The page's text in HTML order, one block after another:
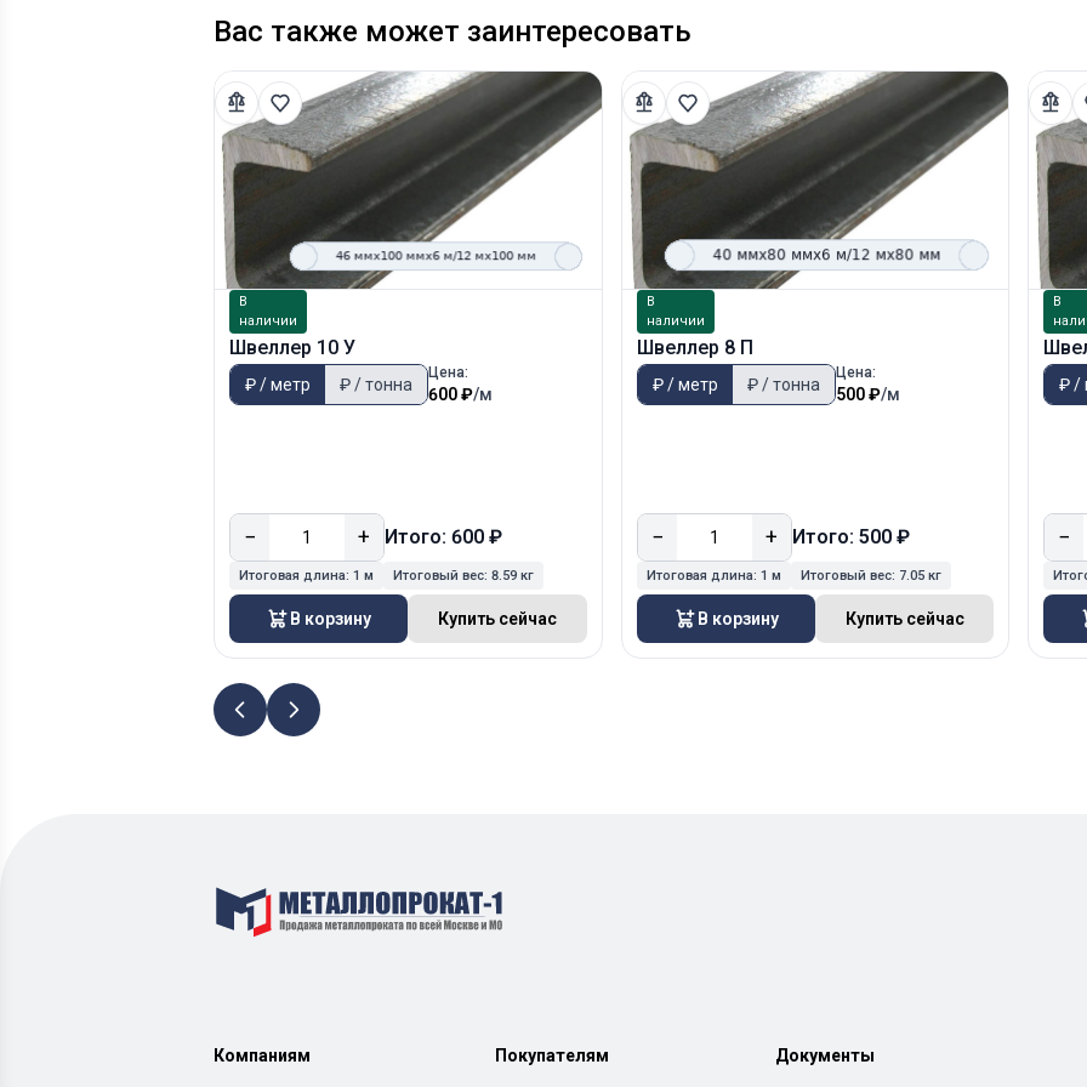
Вас также может заинтересовать
В
наличии
Швеллер 10 У
₽ / метр ₽ / тонна
Цена:
600 ₽/м
− + Итого: 600 ₽
Итоговая длина: 1 м Итоговый вес: 8.59 кг
В корзину Купить сейчас
В
наличии
Швеллер 8 П
₽ / метр ₽ / тонна
Цена:
500 ₽/м
− + Итого: 500 ₽
Итоговая длина: 1 м Итоговый вес: 7.05 кг
В корзину Купить сейчас
В
₽ /
−
Компаниям Покупателям Документы